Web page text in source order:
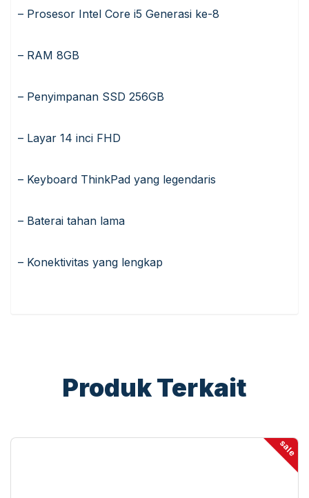
– Prosesor Intel Core i5 Generasi ke-8
– RAM 8GB
– Penyimpanan SSD 256GB
– Layar 14 inci FHD
– Keyboard ThinkPad yang legendaris
– Baterai tahan lama
– Konektivitas yang lengkap
Produk Terkait
sale